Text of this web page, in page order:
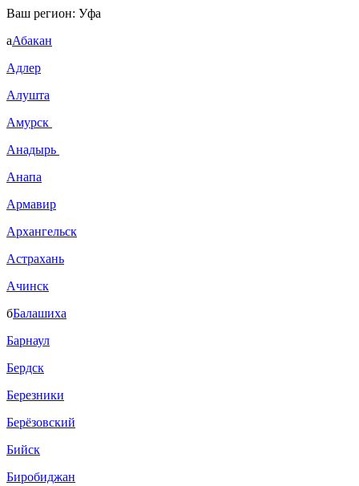
Ваш регион: Уфа
аАбакан
Адлер
Алушта
Амурск
Анадырь
Анапа
Армавир
Архангельск
Астрахань
Ачинск
бБалашиха
Барнаул
Бердск
Березники
Берёзовский
Бийск
Биробиджан